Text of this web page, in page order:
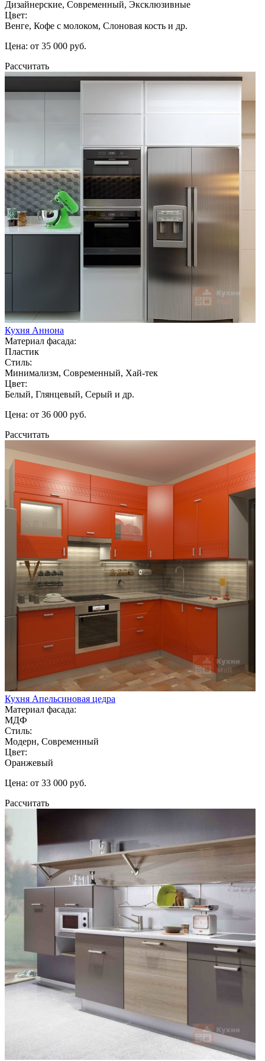
Дизайнерские, Современный, Эксклюзивные
Цвет:
Венге, Кофе с молоком, Слоновая кость и др.
Цена: от 35 000 руб.
Рассчитать
Кухня Аннона
Материал фасада:
Пластик
Стиль:
Минимализм, Современный, Хай-тек
Цвет:
Белый, Глянцевый, Серый и др.
Цена: от 36 000 руб.
Рассчитать
Кухня Апельсиновая цедра
Материал фасада:
МДФ
Стиль:
Модерн, Современный
Цвет:
Оранжевый
Цена: от 33 000 руб.
Рассчитать